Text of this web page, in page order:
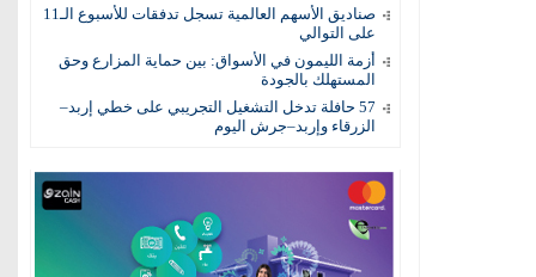
صناديق الأسهم العالمية تسجل تدفقات للأسبوع الـ11
على التوالي
أزمة الليمون في الأسواق: بين حماية المزارع وحق
المستهلك بالجودة
57 حافلة تدخل التشغيل التجريبي على خطي إربد–
الزرقاء وإربد–جرش اليوم